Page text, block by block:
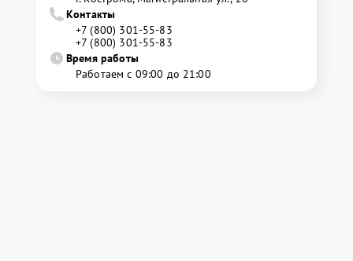
Контакты
+7 (800) 301-55-83
+7 (800) 301-55-83
Время работы
Работаем с 09:00 до 21:00